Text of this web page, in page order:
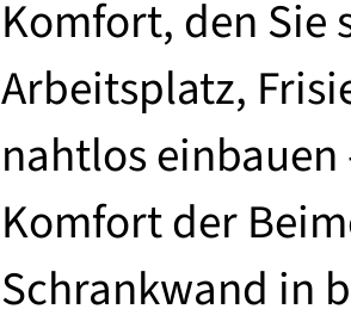
Komfort, den Sie
Arbeitsplatz,
nahtlos
Komfort der
Schrankwand in